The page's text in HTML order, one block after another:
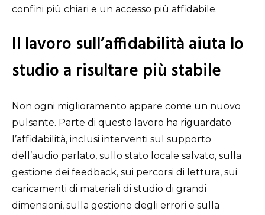
confini più chiari e un accesso più affidabile.
Il lavoro sull’affidabilità aiuta lo
studio a risultare più stabile
Non ogni miglioramento appare come un nuovo
pulsante. Parte di questo lavoro ha riguardato
l’affidabilità, inclusi interventi sul supporto
dell’audio parlato, sullo stato locale salvato, sulla
gestione dei feedback, sui percorsi di lettura, sui
caricamenti di materiali di studio di grandi
dimensioni, sulla gestione degli errori e sulla